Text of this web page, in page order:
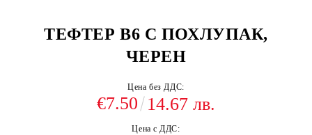
ТЕФТЕР В6 С ПОХЛУПАК,
ЧЕРЕН
Цена без ДДС:
€7.50 14.67 лв.
Цена с ДДС: